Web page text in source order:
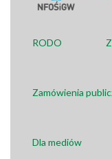
RODO
Zamówienia
Dla mediów